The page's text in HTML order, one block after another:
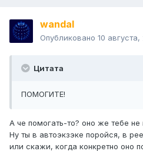
wandal
Опубликовано 10 августа,
Цитата
ПОМОГИТЕ!
А че помогать-то? оно же тебе
Ну ты в автоэкзэке поройся, в
или скажи, когда конкретно оно